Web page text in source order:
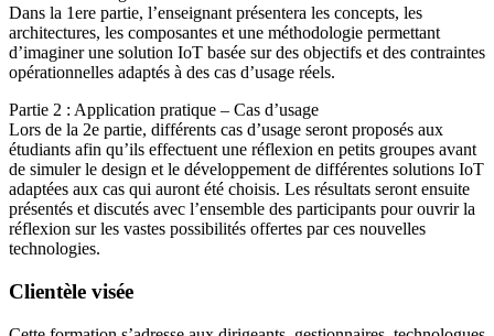
Dans la 1ere partie, l’enseignant présentera les concepts, les
architectures, les composantes et une méthodologie permettant
d’imaginer une solution IoT basée sur des objectifs et des contraintes
opérationnelles adaptés à des cas d’usage réels.
Partie 2 : Application pratique – Cas d’usage
Lors de la 2e partie, différents cas d’usage seront proposés aux
étudiants afin qu’ils effectuent une réflexion en petits groupes avant
de simuler le design et le développement de différentes solutions IoT
adaptées aux cas qui auront été choisis. Les résultats seront ensuite
présentés et discutés avec l’ensemble des participants pour ouvrir la
réflexion sur les vastes possibilités offertes par ces nouvelles
technologies.
Clientèle visée